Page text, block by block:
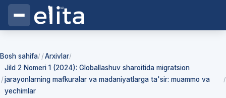
Bosh sahifa/ Arxivlar/
Jild 2 Nomeri 1 (2024): Globallashuv sharoitida migratsion
jarayonlarning mafkuralar va madaniyatlarga ta'sir: muammo va
yechimlar
/